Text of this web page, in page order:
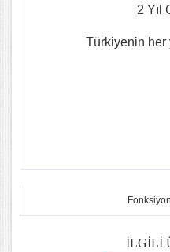
2 Yıl
Türkiyenin her
İLGILI